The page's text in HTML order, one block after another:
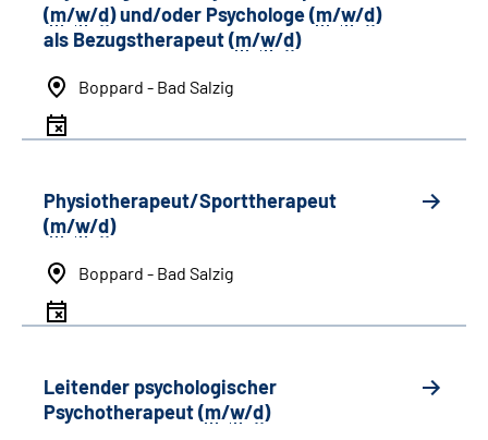
(m/w/d) und/oder Psychologe (m/w/d)
als Bezugstherapeut (m/w/d)
Boppard - Bad Salzig
Physiotherapeut/Sporttherapeut
(m/w/d)
Boppard - Bad Salzig
Leitender psychologischer
Psychotherapeut (m/w/d)